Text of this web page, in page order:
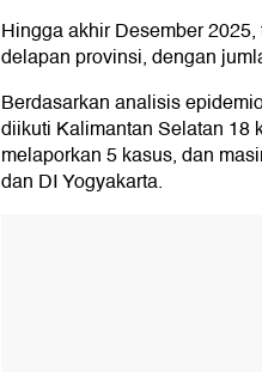
Hingga akhir Desember
delapan provinsi, dengan
Berdasarkan analisis
diikuti Kalimantan Selatan 18
melaporkan 5 kasus, dan
dan DI Yogyakarta.